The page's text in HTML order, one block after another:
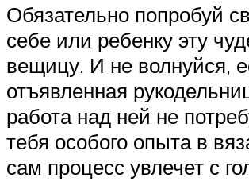
Обязательно попробуй
себе или ребенку эту
вещицу. И не волнуйся,
отъявленная
работа над ней не
тебя особого опыта в
сам процесс увлечет с